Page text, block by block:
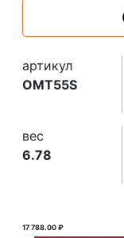
артикул
OMT55S
вес
6.78
17 788.00 ₽